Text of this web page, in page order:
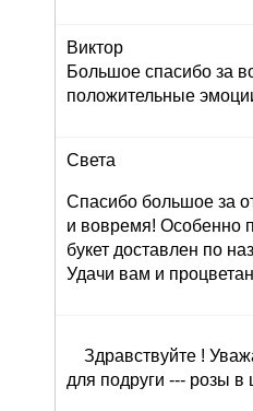
Виктор
Большое спасибо за
положительные
Света
Спасибо большое за
и вовремя! Особенно
букет доставлен по
Удачи вам и
Здравствуйте !
для подруги --- розы